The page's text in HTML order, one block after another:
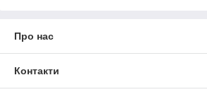
Про нас
Контакти